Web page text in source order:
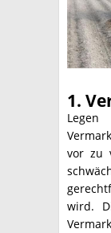
LA
1.
vor zu
wird.